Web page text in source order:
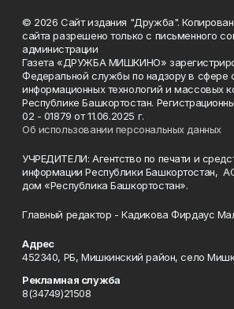
© 2026 Сайт издания "Дружба".
сайта разрешено только с письменного
администрации
Газета «ДРУЖБА МИШКИНО»
Федеральной службы по надзору в сфере
информационных технологий и массовых
Республике Башкортостан.
02 - 01879 от 11.06.2025 г.
Об использовании персональных данных
УЧРЕДИТЕЛИ: Агентство по печати и
информации Республики Башкортостан,
дом «Республика Башкортостан».
Главный редактор - Кадикова Фирдаус
Адрес
452340, РБ, Мишкинский район, село
Рекламная служба
8(34749)21508